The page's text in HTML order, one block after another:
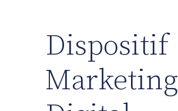
Dispositif
Marketing